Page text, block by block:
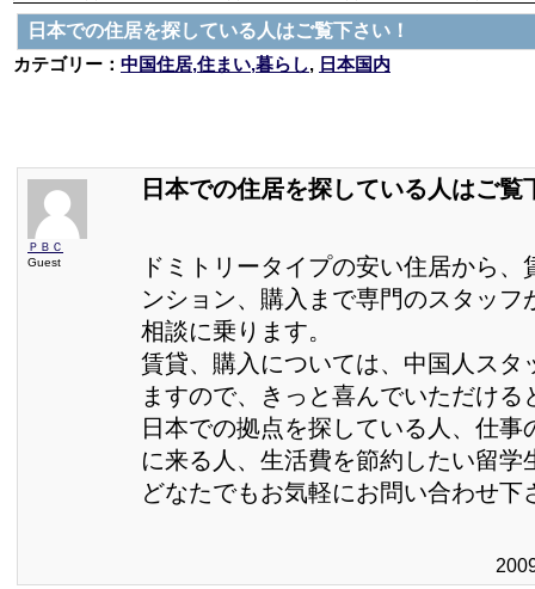
日本での住居を探している人はご覧下さい！
カテゴリー： 中国住居,住まい,暮らし, 日本国内
ＰＢＣ
Guest
日本での住居を探している人はご覧
ドミトリータイプの安い住居から、
ンション、購入まで専門のスタッフ
相談に乗ります。
賃貸、購入については、中国人スタ
ますので、きっと喜んでいただける
日本での拠点を探している人、仕事
に来る人、生活費を節約したい留学
どなたでもお気軽にお問い合わせ下